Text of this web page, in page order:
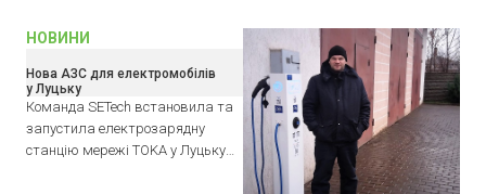
НОВИНИ
Нова АЗС для електромобілів
у Луцьку
Команда SETech встановила та
запустила електрозарядну
станцію мережі TOKA у Луцьку…